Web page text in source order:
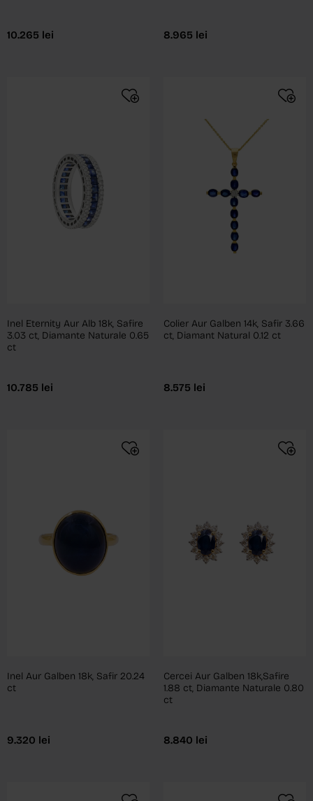
10.265 lei 8.965 lei
Inel Eternity Aur Alb 18k, Safire
3.03 ct, Diamante Naturale 0.65
ct
10.785 lei
Colier Aur Galben 14k, Safir 3.66
ct, Diamant Natural 0.12 ct
8.575 lei
Inel Aur Galben 18k, Safir 20.24
ct
9.320 lei
Cercei Aur Galben 18k,Safire
1.88 ct, Diamante Naturale 0.80
ct
8.840 lei